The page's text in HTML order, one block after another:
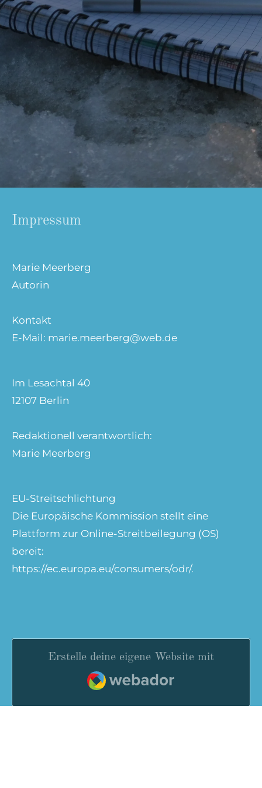
Impressum
Marie Meerberg
Autorin
Kontakt
E-Mail: marie.meerberg@web.de
Im Lesachtal 40
12107 Berlin
Redaktionell verantwortlich:
Marie Meerberg
EU-Streitschlichtung
Die Europäische Kommission stellt eine
Plattform zur Online-Streitbeilegung (OS)
bereit:
https://ec.europa.eu/consumers/odr/.
Erstelle deine eigene Website mit
Webador